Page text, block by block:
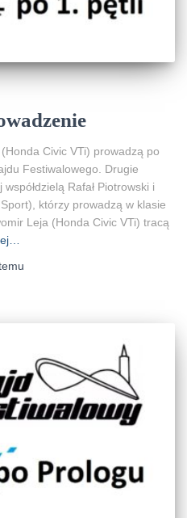
Civic VTi) prowadzą po
Festiwalowego. Drugie
Rafał Piotrowski i
którzy prowadzą w klasie
Leja (Honda Civic VTi) tracą